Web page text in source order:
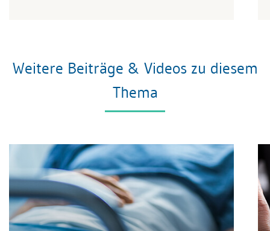
Weitere Beiträge & Videos zu diesem
Thema